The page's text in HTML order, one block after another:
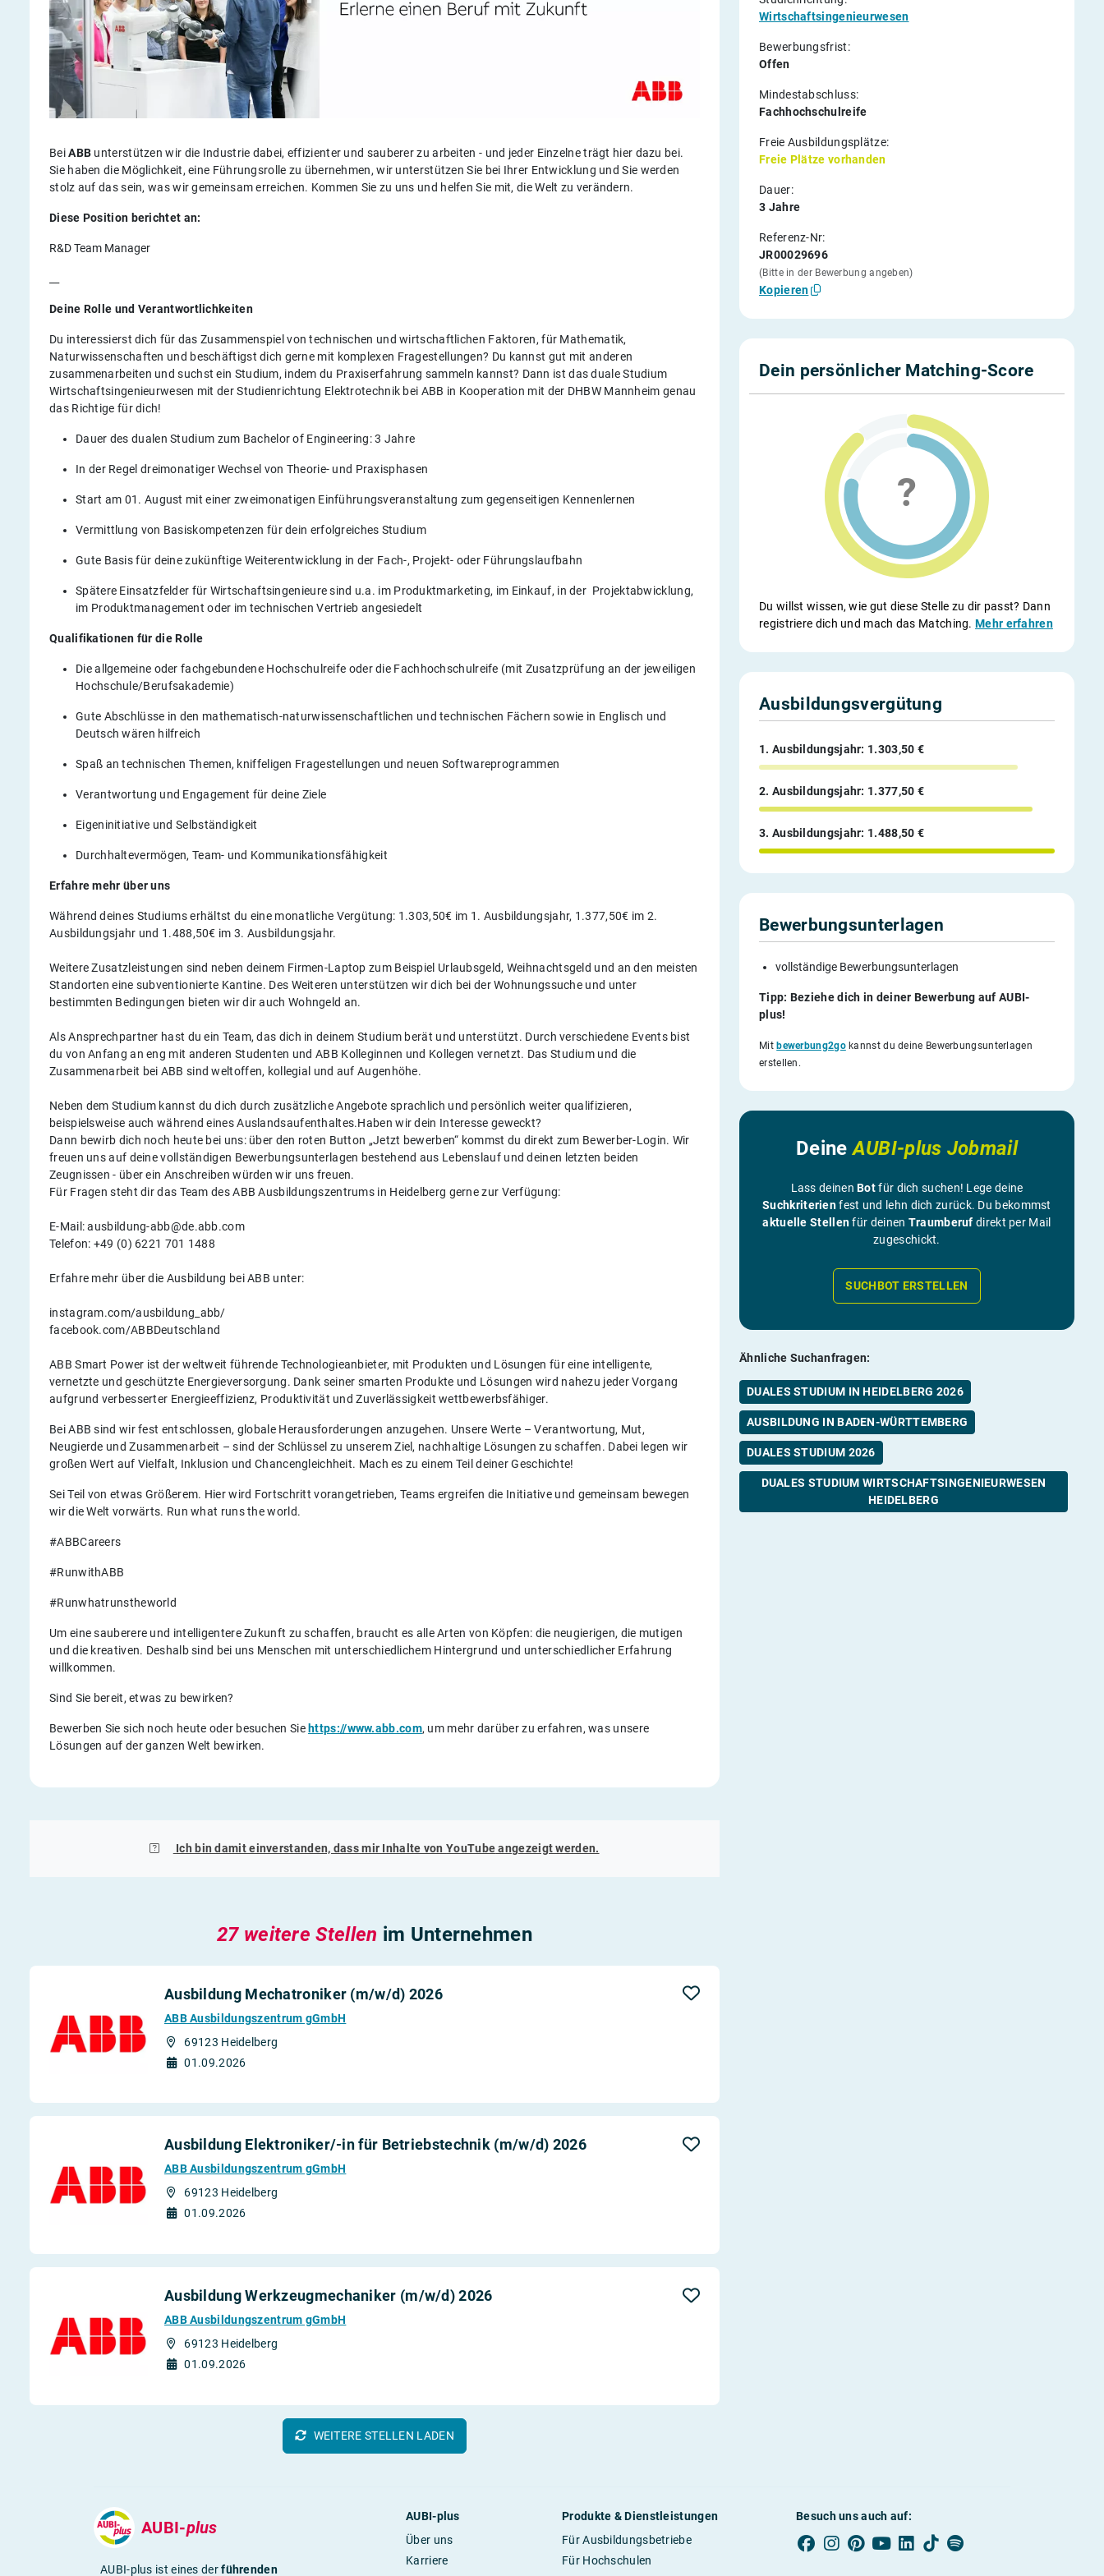
BeiABB unterstützen wir die Industrie dabei, effizienter und sauberer zu arbeiten - und jeder Einzelne trägt hier dazu bei.
Sie haben die Möglichkeit, eine Führungsrolle zu übernehmen, wir unterstützen Sie bei Ihrer Entwicklung und Sie werden
stolz auf das sein, was wir gemeinsam erreichen. Kommen Sie zu uns und helfen Sie mit, die Welt zu verändern.
Diese Position berichtet an:
R&D Team Manager
Deine Rolle und Verantwortlichkeiten
Du interessierst dich für das Zusammenspiel von technischen und wirtschaftlichen Faktoren, für Mathematik,
Naturwissenschaften und beschäftigst dich gerne mit komplexen Fragestellungen? Du kannst gut mit anderen
zusammenarbeiten und suchst ein Studium, indem du Praxiserfahrung sammeln kannst? Dann ist das duale Studium
Wirtschaftsingenieurwesen mit der Studienrichtung Elektrotechnik bei ABB in Kooperation mit der DHBW Mannheim genau
das Richtige für dich!
Dauer des dualen Studium zum Bachelor of Engineering: 3 Jahre
In der Regel dreimonatiger Wechsel von Theorie- und Praxisphasen
Start am 01. August mit einer zweimonatigen Einführungsveranstaltung zum gegenseitigen Kennenlernen
Vermittlung von Basiskompetenzen für dein erfolgreiches Studium
Gute Basis für deine zukünftige Weiterentwicklung in der Fach-, Projekt- oder Führungslaufbahn
Spätere Einsatzfelder für Wirtschaftsingenieure sind u.a. im Produktmarketing, im Einkauf, in der Projektabwicklung,
im Produktmanagement oder im technischen Vertrieb angesiedelt
Qualifikationen für die Rolle
Die allgemeine oder fachgebundene Hochschulreife oder die Fachhochschulreife (mit Zusatzprüfung an der jeweiligen
Hochschule/Berufsakademie)
Gute Abschlüsse in den mathematisch-naturwissenschaftlichen und technischen Fächern sowie in Englisch und
Deutsch wären hilfreich
Spaß an technischen Themen, kniffeligen Fragestellungen und neuen Softwareprogrammen
Verantwortung und Engagement für deine Ziele
Eigeninitiative und Selbständigkeit
Durchhaltevermögen, Team- und Kommunikationsfähigkeit
Erfahre mehr über uns
Während deines Studiums erhältst du eine monatliche Vergütung: 1.303,50€ im 1. Ausbildungsjahr, 1.377,50€ im 2.
Ausbildungsjahr und 1.488,50€ im 3. Ausbildungsjahr.
Weitere Zusatzleistungen sind neben deinem Firmen-Laptop zum Beispiel Urlaubsgeld, Weihnachtsgeld und an den meisten
Standorten eine subventionierte Kantine. Des Weiteren unterstützen wir dich bei der Wohnungssuche und unter
bestimmten Bedingungen bieten wir dir auch Wohngeld an.
Als Ansprechpartner hast du ein Team, das dich in deinem Studium berät und unterstützt. Durch verschiedene Events bist
du von Anfang an eng mit anderen Studenten und ABB Kolleginnen und Kollegen vernetzt. Das Studium und die
Zusammenarbeit bei ABB sind weltoffen, kollegial und auf Augenhöhe.
Neben dem Studium kannst du dich durch zusätzliche Angebote sprachlich und persönlich weiter qualifizieren,
beispielsweise auch während eines Auslandsaufenthaltes.Haben wir dein Interesse geweckt?
Dann bewirb dich noch heute bei uns: über den roten Button „Jetzt bewerben“ kommst du direkt zum Bewerber-Login. Wir
freuen uns auf deine vollständigen Bewerbungsunterlagen bestehend aus Lebenslauf und deinen letzten beiden
Zeugnissen - über ein Anschreiben würden wir uns freuen.
Für Fragen steht dir das Team des ABB Ausbildungszentrums in Heidelberg gerne zur Verfügung:
E-Mail: ausbildung-abb@de.abb.com
Telefon: +49 (0) 6221 701 1488
Erfahre mehr über die Ausbildung bei ABB unter:
instagram.com/ausbildung_abb/
facebook.com/ABBDeutschland
ABB Smart Power ist der weltweit führende Technologieanbieter, mit Produkten und Lösungen für eine intelligente,
vernetzte und geschützte Energieversorgung. Dank seiner smarten Produkte und Lösungen wird nahezu jeder Vorgang
aufgrund verbesserter Energieeffizienz, Produktivität und Zuverlässigkeit wettbewerbsfähiger.
Bei ABB sind wir fest entschlossen, globale Herausforderungen anzugehen. Unsere Werte – Verantwortung, Mut,
Neugierde und Zusammenarbeit – sind der Schlüssel zu unserem Ziel, nachhaltige Lösungen zu schaffen. Dabei legen wir
großen Wert auf Vielfalt, Inklusion und Chancengleichheit. Mach es zu einem Teil deiner Geschichte!
Sei Teil von etwas Größerem. Hier wird Fortschritt vorangetrieben, Teams ergreifen die Initiative und gemeinsam bewegen
wir die Welt vorwärts. Run what runs the world.
#ABBCareers
#RunwithABB
#Runwhatrunstheworld
Um eine sauberere und intelligentere Zukunft zu schaffen, braucht es alle Arten von Köpfen: die neugierigen, die mutigen
und die kreativen. Deshalb sind bei uns Menschen mit unterschiedlichem Hintergrund und unterschiedlicher Erfahrung
willkommen.
Sind Sie bereit, etwas zu bewirken?
Bewerben Sie sich noch heute oder besuchen Siehttps://www.abb.com, um mehr darüber zu erfahren, was unsere
Lösungen auf der ganzen Welt bewirken.
Wirtschaftsingenieurwesen
Bewerbungsfrist:
Offen
Mindestabschluss:
Fachhochschulreife
Freie Ausbildungsplätze:
Freie Plätze vorhanden
Dauer:
3 Jahre
Referenz-Nr:
JR00029696
(Bitte in der Bewerbung angeben)
Kopieren
Dein persönlicher Matching-Score
Du willst wissen, wie gut diese Stelle zu dir passt? Dann
registriere dich und mach das Matching.Mehr erfahren
Ausbildungsvergütung
1. Ausbildungsjahr: 1.303,50 €
2. Ausbildungsjahr: 1.377,50 €
3. Ausbildungsjahr: 1.488,50 €
Bewerbungsunterlagen
vollständige Bewerbungsunterlagen
Tipp: Beziehe dich in deiner Bewerbung auf AUBI-
plus!
Mitbewerbung2gokannst du deine Bewerbungsunterlagen
erstellen.
DeineAUBI-plus Jobmail
Lass deinenBotfür dich suchen! Lege deine
Suchkriterienfest und lehn dich zurück. Du bekommst
aktuelle Stellenfür deinen Traumberuf direkt per Mail
zugeschickt.
SUCHBOT ERSTELLEN
Ähnliche Suchanfragen:
DUALES STUDIUM IN HEIDELBERG 2026
AUSBILDUNG IN BADEN-WÜRTTEMBERG
DUALES STUDIUM 2026
DUALES STUDIUM WIRTSCHAFTSINGENIEURWESEN
HEIDELBERG
Ich bin damit einverstanden, dass mir Inhalte vonYouTubeangezeigt werden.
27 weitere Stellen im Unternehmen
Ausbildung Mechatroniker (m/w/d) 2026
ABB Ausbildungszentrum gGmbH
69123 Heidelberg
01.09.2026
Ausbildung Elektroniker/-in für Betriebstechnik (m/w/d) 2026
ABB Ausbildungszentrum gGmbH
69123 Heidelberg
01.09.2026
Ausbildung Werkzeugmechaniker (m/w/d) 2026
ABB Ausbildungszentrum gGmbH
69123 Heidelberg
01.09.2026
WEITERE STELLEN LADEN
AUBI-plus
AUBI-plus ist eines derführenden
AUBI-plus
Über uns
Karriere
Produkte & Dienstleistungen
Für Ausbildungsbetriebe
Für Hochschulen
Besuch uns auch auf: